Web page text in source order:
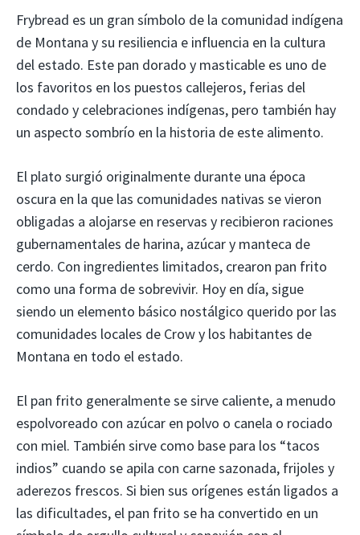
Frybread es un gran símbolo de la comunidad indígena
de Montana y su resiliencia e influencia en la cultura
del estado. Este pan dorado y masticable es uno de
los favoritos en los puestos callejeros, ferias del
condado y celebraciones indígenas, pero también hay
un aspecto sombrío en la historia de este alimento.
El plato surgió originalmente durante una época
oscura en la que las comunidades nativas se vieron
obligadas a alojarse en reservas y recibieron raciones
gubernamentales de harina, azúcar y manteca de
cerdo. Con ingredientes limitados, crearon pan frito
como una forma de sobrevivir. Hoy en día, sigue
siendo un elemento básico nostálgico querido por las
comunidades locales de Crow y los habitantes de
Montana en todo el estado.
El pan frito generalmente se sirve caliente, a menudo
espolvoreado con azúcar en polvo o canela o rociado
con miel. También sirve como base para los “tacos
indios” cuando se apila con carne sazonada, frijoles y
aderezos frescos. Si bien sus orígenes están ligados a
las dificultades, el pan frito se ha convertido en un